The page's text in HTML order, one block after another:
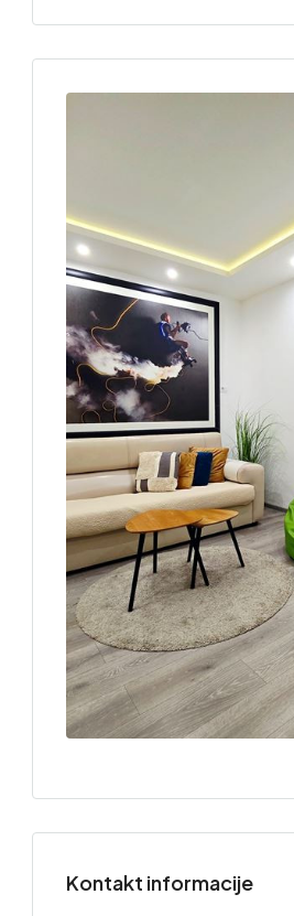
Kontakt informacije